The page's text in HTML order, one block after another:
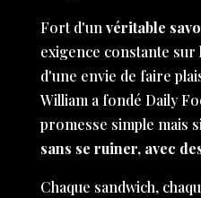
Fort d'unvéritable
exigence constante sur
d'une envie de faire
William a fondé Daily
promesse simple mais
sans se ruiner, avec
Chaque sandwich,